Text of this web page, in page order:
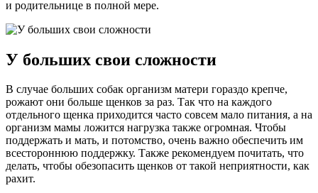
и родительнице в полной мере.
У больших свои сложности
В случае больших собак организм матери гораздо крепче,
рожают они больше щенков за раз. Так что на каждого
отдельного щенка приходится часто совсем мало питания, а на
организм мамы ложится нагрузка также огромная. Чтобы
поддержать и мать, и потомство, очень важно обеспечить им
всестороннюю поддержку. Также рекомендуем почитать, что
делать, чтобы обезопасить щенков от такой неприятности, как
рахит.